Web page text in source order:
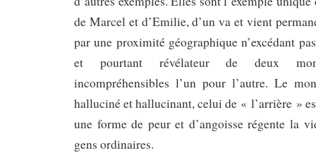
de Marcel et d’Emilie, d’un va et vient
par une proximité géographique n’excédant
et pourtant révélateur de deux
incompréhensibles l’un pour l’autre. Le
halluciné et hallucinant, celui de « l’arrière »
une forme de peur et d’angoisse régente la
gens ordinaires.